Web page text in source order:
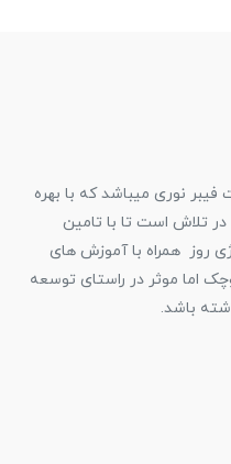
نوری میباشد که با بهره
تلاش است تا با تامین
روز همراه با آموزش های
اما موثر در راستای توسعه
باشد.